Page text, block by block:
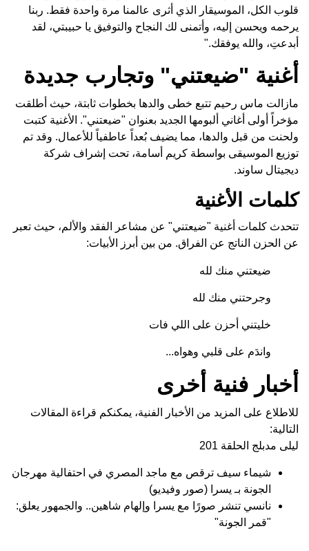
قلوب الكل، الموسيقار الذي أثرى عالمنا مرة واحدة فقط. ربنا
يرحمه ويحسن إليه، وأتمنى لك النجاح والتوفيق يا حبيبتي، لقد
أبدعتِ، والله يوفقك."
أغنية "ضيعتني" وتجارب جديدة
مازالت ماس رحيم تتبع خطى والدها بخطوات ثابتة، حيث أطلقت
مؤخراً أولى أغاني ألبومها الجديد بعنوان "ضيعتني". الأغنية كتبت
ولحنت من قبل والدها، مما يضيف بُعداً عاطفياً للأعمال. وقد تم
توزيع الموسيقى بواسطة كريم أسامة، تحت إشراف شركة
ديجيتال ساوند.
كلمات الأغنية
تتحدث كلمات أغنية "ضيعتني" عن مشاعر الفقد والألم، حيث تعبر
عن الحزن الناتج عن الفراق. من بين أبرز الأبيات:
ضيعتني منك لله
وجرحتني منك لله
خليتني أحزن على اللي فات
واندَم على قلبي وهواه...
أخبار فنية أخرى
للاطلاع على المزيد من الأخبار الفنية، يمكنكم قراءة المقالات
التالية:
ليلى مدبلج الحلقة 201
شيماء سيف ترقص مع ماجد المصري في احتفالية مهرجان
الجونة بـ يسرا (صور وفيديو)
نانسي تنشر صورًا مع يسرا وإلهام شاهين.. والجمهور يعلق:
"قمر الجونة"